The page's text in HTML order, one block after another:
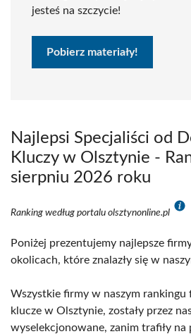
jesteś na szczycie!
Pobierz materiały!
Najlepsi Specjaliści od
Kluczy w Olsztynie -
sierpniu 2026 roku
Ranking według portalu olsztynonline.pl
Poniżej prezentujemy najlepsze
okolicach, które znalazły się w
Wszystkie firmy w naszym rankingu
klucze w Olsztynie, zostały przez
wyselekcjonowane, zanim trafiły na